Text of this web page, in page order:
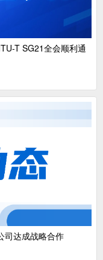
T SG21全会顺利通
司达成战略合作